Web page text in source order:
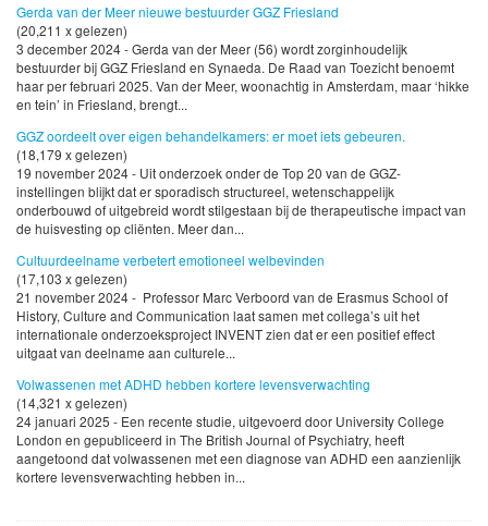
Gerda van der Meer nieuwe bestuurder GGZ Friesland
(20,211 x gelezen)
3 december 2024 - Gerda van der Meer (56) wordt zorginhoudelijk
bestuurder bij GGZ Friesland en Synaeda. De Raad van Toezicht benoemt
haar per februari 2025. Van der Meer, woonachtig in Amsterdam, maar ‘hikke
en tein’ in Friesland, brengt...
GGZ oordeelt over eigen behandelkamers: er moet iets gebeuren.
(18,179 x gelezen)
19 november 2024 - Uit onderzoek onder de Top 20 van de GGZ-
instellingen blijkt dat er sporadisch structureel, wetenschappelijk
onderbouwd of uitgebreid wordt stilgestaan bij de therapeutische impact van
de huisvesting op cliënten. Meer dan...
Cultuurdeelname verbetert emotioneel welbevinden
(17,103 x gelezen)
21 november 2024 - Professor Marc Verboord van de Erasmus School of
History, Culture and Communication laat samen met collega’s uit het
internationale onderzoeksproject INVENT zien dat er een positief effect
uitgaat van deelname aan culturele...
Volwassenen met ADHD hebben kortere levensverwachting
(14,321 x gelezen)
24 januari 2025 - Een recente studie, uitgevoerd door University College
London en gepubliceerd in The British Journal of Psychiatry, heeft
aangetoond dat volwassenen met een diagnose van ADHD een aanzienlijk
kortere levensverwachting hebben in...